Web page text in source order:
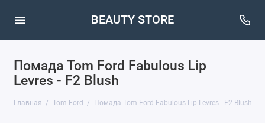
BEAUTY STORE
Помада Tom Ford Fabulous Lip
Levres - F2 Blush
Главная Tom Ford Помада Tom Ford Fabulous Lip Levres - F2 Blush